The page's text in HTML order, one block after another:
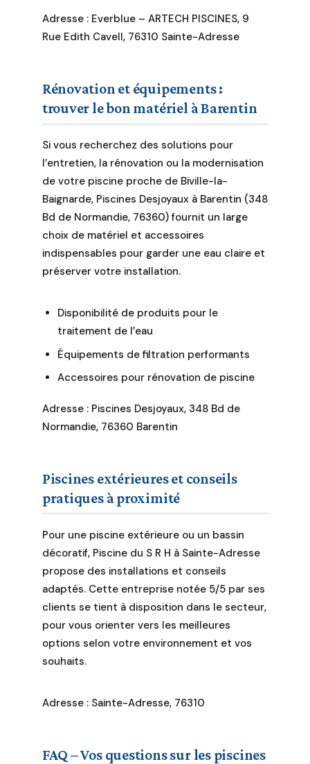
Adresse : Everblue – ARTECH PISCINES, 9
Rue Edith Cavell, 76310 Sainte-Adresse
Rénovation et équipements :
trouver le bon matériel à Barentin
Si vous recherchez des solutions pour
l’entretien, la rénovation ou la modernisation
de votre piscine proche de Biville-la-
Baignarde, Piscines Desjoyaux à Barentin (348
Bd de Normandie, 76360) fournit un large
choix de matériel et accessoires
indispensables pour garder une eau claire et
préserver votre installation.
Disponibilité de produits pour le
traitement de l’eau
Équipements de filtration performants
Accessoires pour rénovation de piscine
Adresse : Piscines Desjoyaux, 348 Bd de
Normandie, 76360 Barentin
Piscines extérieures et conseils
pratiques à proximité
Pour une piscine extérieure ou un bassin
décoratif, Piscine du S R H à Sainte-Adresse
propose des installations et conseils
adaptés. Cette entreprise notée 5/5 par ses
clients se tient à disposition dans le secteur,
pour vous orienter vers les meilleures
options selon votre environnement et vos
souhaits.
Adresse : Sainte-Adresse, 76310
FAQ – Vos questions sur les piscines